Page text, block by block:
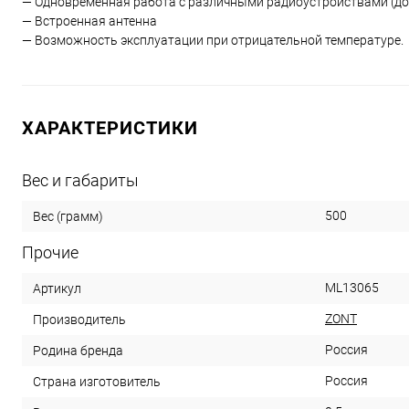
— Встроенная антенна
— Возможность эксплуатации при отрицательной температуре.
ХАРАКТЕРИСТИКИ
Вес и габариты
Вес (грамм) 500
Прочие
Артикул ML13065
Производитель ZONT
Родина бренда Россия
Страна изготовитель Россия